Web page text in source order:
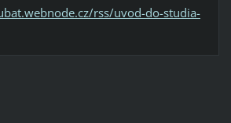
rss/uvod-do-studia-